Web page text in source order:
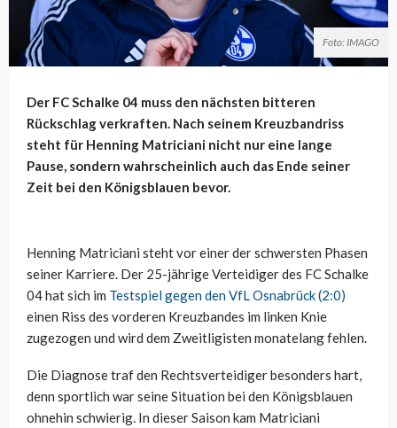
Foto: IMAGO
Der FC Schalke 04 muss den nächsten bitteren
Rückschlag verkraften. Nach seinem Kreuzbandriss
steht für Henning Matriciani nicht nur eine lange
Pause, sondern wahrscheinlich auch das Ende seiner
Zeit bei den Königsblauen bevor.
Henning Matriciani steht vor einer der schwersten Phasen
seiner Karriere. Der 25-jährige Verteidiger des FC Schalke
04 hat sich im Testspiel gegen den VfL Osnabrück (2:0)
einen Riss des vorderen Kreuzbandes im linken Knie
zugezogen und wird dem Zweitligisten monatelang fehlen.
Die Diagnose traf den Rechtsverteidiger besonders hart,
denn sportlich war seine Situation bei den Königsblauen
ohnehin schwierig. In dieser Saison kam Matriciani